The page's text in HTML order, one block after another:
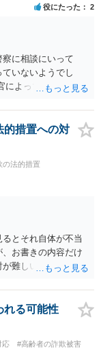
役にたった 2
に相談にいって
いないようでし
によってだいぶ変わ
的措置への対
の法的措置
とそれ自体が不当
お書きの内容だけ
難しいです。例え
実です。
れる可能性
応
#高齢者の詐欺被害